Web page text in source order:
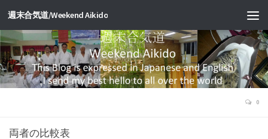
週末合気道/Weekend Aikido
0
両者の比較表